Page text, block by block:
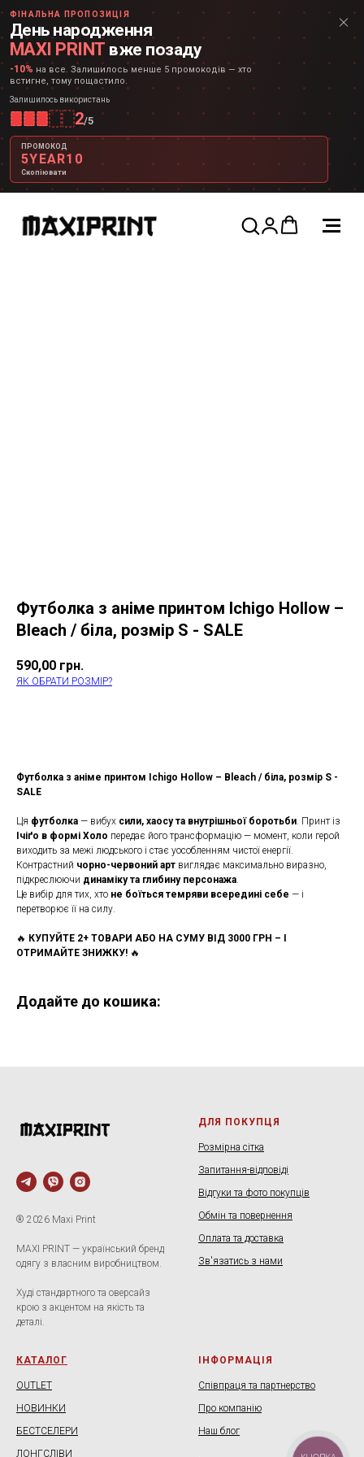
ФІНАЛЬНА ПРОПОЗИЦІЯ
День народження
MAXI PRINT вже позаду
-10% на все. Залишилось менше 5 промокодів — хто
встигне, тому пощастило.
Залишилось використань
2/5
ПРОМОКОД
5YEAR10
Скопіювати
Футболка з аніме принтом Ichigo Hollow –
Bleach / біла, розмір S - SALE
590,00 грн.
ЯК ОБРАТИ РОЗМІР?
Футболка з аніме принтом Ichigo Hollow – Bleach / біла, розмір S -
SALE
Ця футболка — вибух сили, хаосу та внутрішньої боротьби. Принт із
Ічіґо в формі Холо передає його трансформацію — момент, коли герой
виходить за межі людського і стає уособленням чистої енергії.
Контрастний чорно-червоний арт виглядає максимально виразно,
підкреслюючи динаміку та глибину персонажа.
Це вибір для тих, хто не боїться темряви всередині себе — і
перетворює її на силу.
🔥 КУПУЙТЕ 2+ ТОВАРИ АБО НА СУМУ ВІД 3000 ГРН – І
ОТРИМАЙТЕ ЗНИЖКУ! 🔥
Додайте до кошика:
® 2026 Maxi Print
MAXI PRINT — український бренд
одягу з власним виробництвом.
Худі стандартного та оверсайз
крою з акцентом на якість та
деталі.
ДЛЯ ПОКУПЦЯ
Розмірна сітка
Запитання-відповіді
Відгуки та фото покупців
Обмін та повернення
Оплата та доставка
Зв'язатись з нами
КАТАЛОГ
OUTLET
НОВИНКИ
БЕСТСЕЛЕРИ
ЛОНГСЛІВИ
ІНФОРМАЦІЯ
Співпраця та партнерство
Про компанію
Наш блог